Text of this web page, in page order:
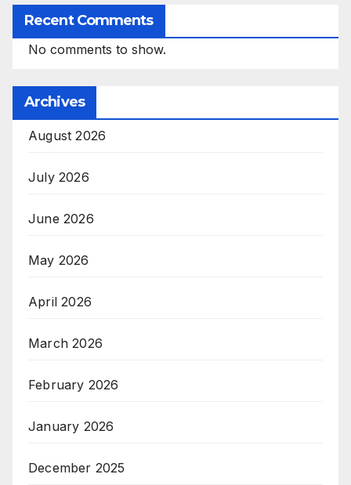
Recent Comments
No comments to show.
Archives
August 2026
July 2026
June 2026
May 2026
April 2026
March 2026
February 2026
January 2026
December 2025